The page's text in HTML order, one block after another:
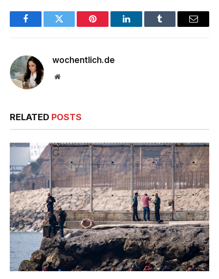
FacebookTwitter Pinterest LinkedInTumblr Email
wochentlich.de
Website
RELATED POSTS